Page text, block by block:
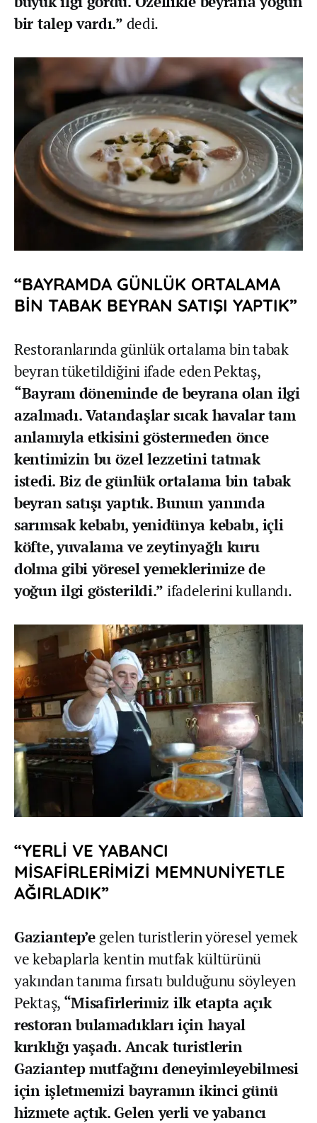
bir talep vardı.” dedi.
“BAYRAMDA GÜNLÜK ORTALAMA
BİN TABAK BEYRAN SATIŞI YAPTIK”
Restoranlarında günlük ortalama bin tabak
beyran tüketildiğini ifade eden Pektaş,
“Bayram döneminde de beyrana olan ilgi
azalmadı. Vatandaşlar sıcak havalar tam
anlamıyla etkisini göstermeden önce
kentimizin bu özel lezzetini tatmak
istedi. Biz de günlük ortalama bin tabak
beyran satışı yaptık. Bunun yanında
sarımsak kebabı, yenidünya kebabı, içli
köfte, yuvalama ve zeytinyağlı kuru
dolma gibi yöresel yemeklerimize de
yoğun ilgi gösterildi.” ifadelerini kullandı.
“YERLİ VE YABANCI
MİSAFİRLERİMİZİ MEMNUNİYETLE
AĞIRLADIK”
Gaziantep’e gelen turistlerin yöresel yemek
ve kebaplarla kentin mutfak kültürünü
yakından tanıma fırsatı bulduğunu söyleyen
Pektaş, “Misafirlerimiz ilk etapta açık
restoran bulamadıkları için hayal
kırıklığı yaşadı. Ancak turistlerin
Gaziantep mutfağını deneyimleyebilmesi
için işletmemizi bayramın ikinci günü
hizmete açtık. Gelen yerli ve yabancı